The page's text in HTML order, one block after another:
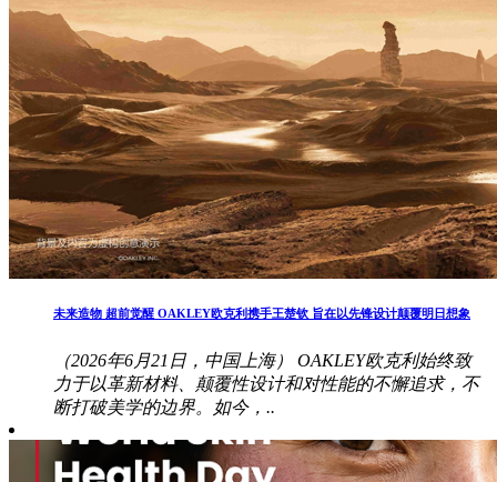
未来造物 超前觉醒 OAKLEY欧克利携手王楚钦 旨在以先锋设计颠覆明日想象
（2026年6月21日，中国上海） OAKLEY欧克利始终致
力于以革新材料、颠覆性设计和对性能的不懈追求，不
断打破美学的边界。如今，..